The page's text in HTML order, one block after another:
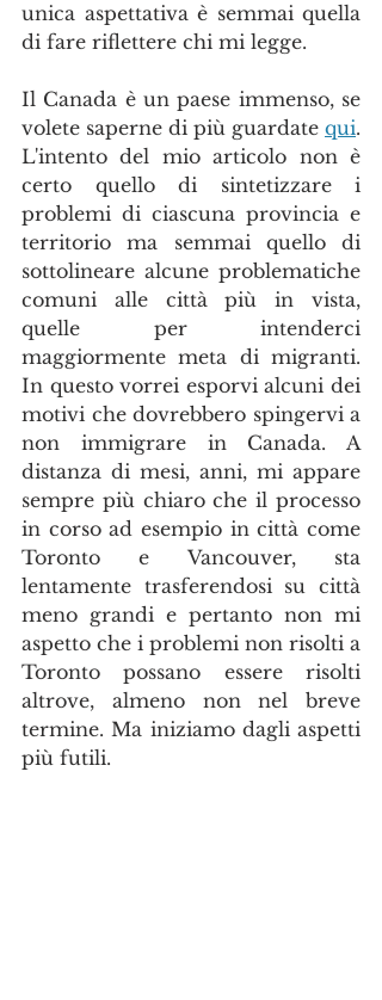
unica aspettativa è semmai quella
di fare riflettere chi mi legge.
Il Canada è un paese immenso, se
volete saperne di più guardate qui.
L'intento del mio articolo non è
certo quello di sintetizzare i
problemi di ciascuna provincia e
territorio ma semmai quello di
sottolineare alcune problematiche
comuni alle città più in vista,
quelle per intenderci
maggiormente meta di migranti.
In questo vorrei esporvi alcuni dei
motivi che dovrebbero spingervi a
non immigrare in Canada. A
distanza di mesi, anni, mi appare
sempre più chiaro che il processo
in corso ad esempio in città come
Toronto e Vancouver, sta
lentamente trasferendosi su città
meno grandi e pertanto non mi
aspetto che i problemi non risolti a
Toronto possano essere risolti
altrove, almeno non nel breve
termine. Ma iniziamo dagli aspetti
più futili.